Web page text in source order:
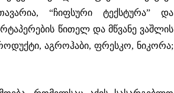
“ჩიფსური ტექსტურა” და
წითელ და მწვანე ვაშლის
აგროჰაბი, ფრესკო, ნიკორა;